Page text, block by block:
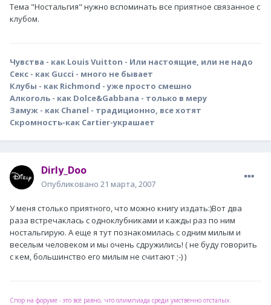
Тема "Ностальгия" нужно вспоминать все приятное связанное с
клубом.
Чувства - как Louis Vuitton - Или настоящие, или не надо
Секс - как Gucci - много не бывает
Клубы - как Richmond - уже просто смешно
Алкоголь - как Dolce&Gabbana - только в меру
Замуж - как Chanel - традиционно, все хотят
Скромность-как Cartier-украшает
Dirly_Doo
Опубликовано 21 марта, 2007
У меня столько приятного, что можно книгу издать:)Вот два
раза встречаклась с одноклубниками и кажды раз по ним
ностальгирую. А еще я тут познакомилась с одним милым и
веселым человеком и мы очень сдружились! ( не буду говорить
с кем, большинство его милым не считают ;-) )
Спор на форуме - это всё равно, что олимпиада среди умственно отсталых.